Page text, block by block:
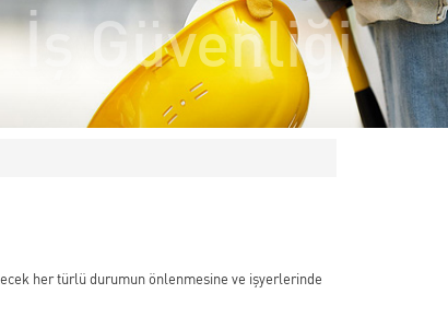
İş Güvenliği
her türlü durumun önlenmesine ve işyerlerinde